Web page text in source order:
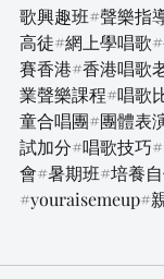
歌興趣班#聲樂指
高徒#網上學唱歌
賽香港#香港唱歌
業聲樂課程#唱歌
童合唱團#團體表
試加分#唱歌技巧
會#暑期班#培養
#youraisemeup#